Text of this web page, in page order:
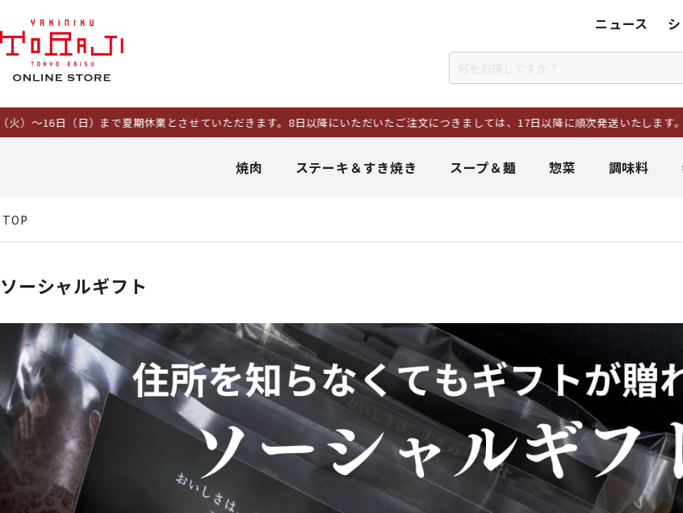
ニュース
まで夏期休業とさせていただきます。8日以降にいただいたご注文につきましては、17日以降に順次発送いたします。また、期間
焼肉 ステーキ＆すき焼き スープ＆麺 惣菜 調味料
TOP
ソーシャルギフト